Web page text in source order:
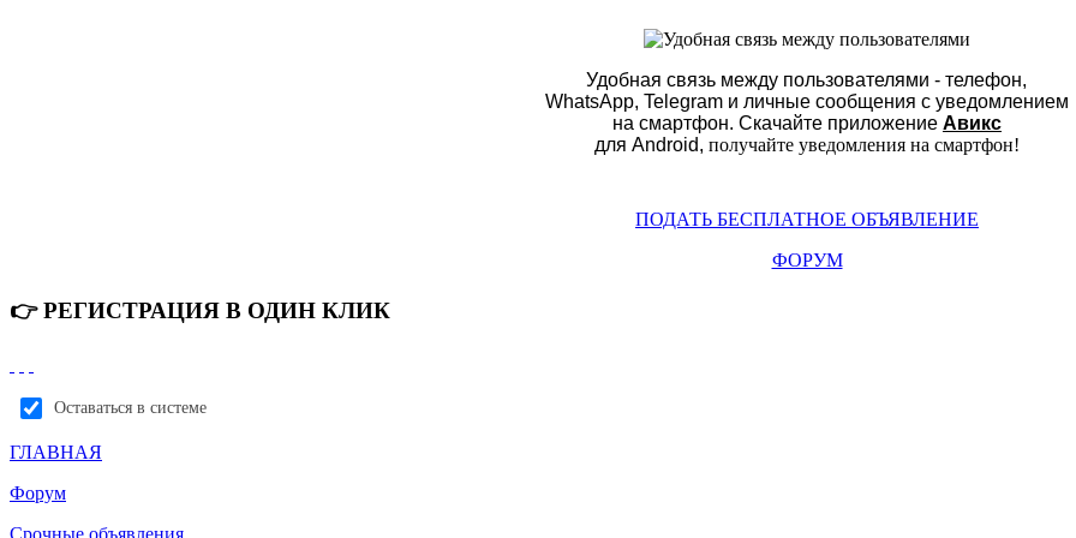
Удобная связь между пользователями - телефон,
WhatsApp, Telegram и личные сообщения с уведомлением
на смартфон. Скачайте приложение Авикс
для Android, получайте уведомления на смартфон!
ПОДАТЬ БЕСПЛАТНОЕ ОБЪЯВЛЕНИЕ
ФОРУМ
👉 РЕГИСТРАЦИЯ В ОДИН КЛИК
Оставаться в системе
ГЛАВНАЯ
Форум